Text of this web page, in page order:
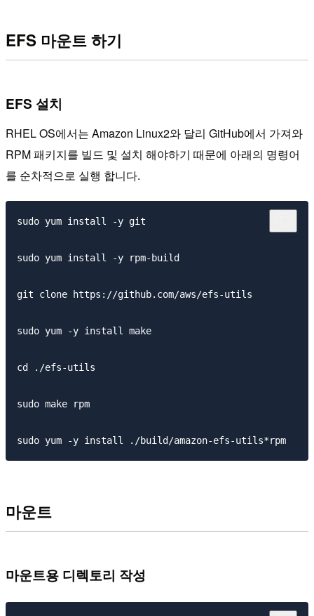
EFS 마운트 하기
EFS 설치
RHEL OS에서는 Amazon Linux2와 달리 GitHub에서 가져와
RPM 패키지를 빌드 및 설치 해야하기 때문에 아래의 명령어
를 순차적으로 실행 합니다.
sudo yum install -y git
sudo yum install -y rpm-build
git clone https://github.com/aws/efs-utils
sudo yum -y install make
cd ./efs-utils
sudo make rpm
마운트
마운트용 디렉토리 작성